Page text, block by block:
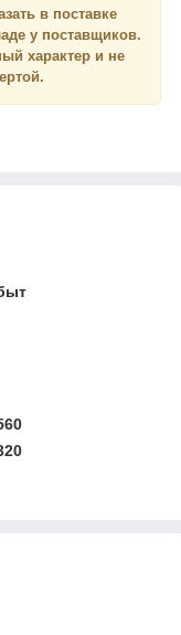
в поставке
у поставщиков.
характер и не